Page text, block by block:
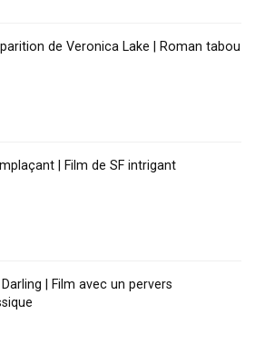
de Veronica Lake | Roman tabou
| Film de SF intrigant
| Film avec un pervers